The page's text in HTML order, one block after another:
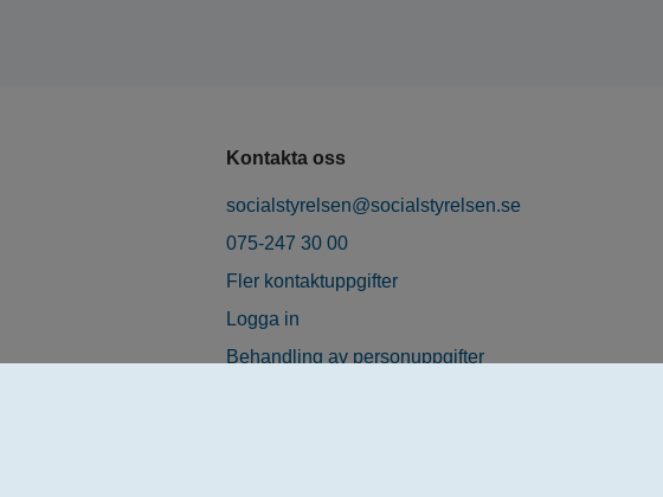
Kontakta oss
socialstyrelsen@socialstyrelsen.se
075-247 30 00
Fler kontaktuppgifter
Logga in
Behandling av personuppgifter